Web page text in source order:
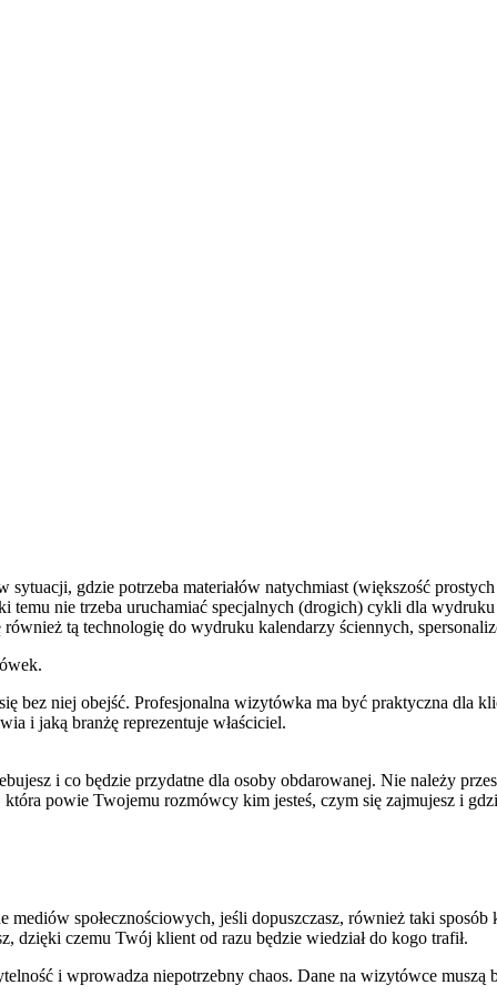
gdzie potrzeba materiałów natychmiast (większość
nie trzeba uruchamiać specjalnych (drogich) cykli dla
tą technologię do wydruku kalendarzy ściennych,
bez niej obejść. Profesjonalna wizytówka ma być praktyczna dla
i jaką branżę reprezentuje właściciel.
i co będzie przydatne dla osoby obdarowanej. Nie należy
powie Twojemu rozmówcy kim jesteś, czym się zajmujesz i
społecznościowych, jeśli dopuszczasz, również taki sposób
dzięki czemu Twój klient od razu będzie wiedział do kogo trafił.
i wprowadza niepotrzebny chaos. Dane na wizytówce muszą